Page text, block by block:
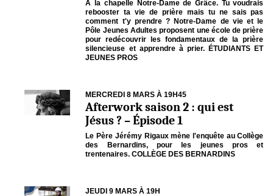
À la chapelle Notre-Dame de Grâce. Tu voudrais
rebooster ta vie de prière mais tu ne sais pas
comment t'y prendre ? Notre-Dame de vie et le
Pôle Jeunes Adultes proposent une école de prière
pour redécouvrir les fondamentaux de la prière
silencieuse et apprendre à prier. ÉTUDIANTS ET
JEUNES PROS
MERCREDI 8 MARS À 19H45
Afterwork saison 2 : qui est
Jésus ? – Épisode 1
Le Père Jérémy Rigaux mène l'enquête au Collège
des Bernardins, pour les jeunes pros et
trentenaires. COLLÈGE DES BERNARDINS
JEUDI 9 MARS À 19H